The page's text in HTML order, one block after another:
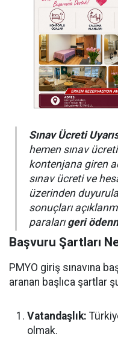
Sınav Ücreti
hemen sınav
kontenjana giren
sınav ücreti ve
üzerinden
sonuçları
paraları geri
Başvuru Şartları
PMYO giriş sınavına
aranan başlıca şartlar
Vatandaşlık:
olmak.